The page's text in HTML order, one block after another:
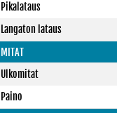
Pikalataus
Langaton lataus
MITAT
Ulkomitat
Paino